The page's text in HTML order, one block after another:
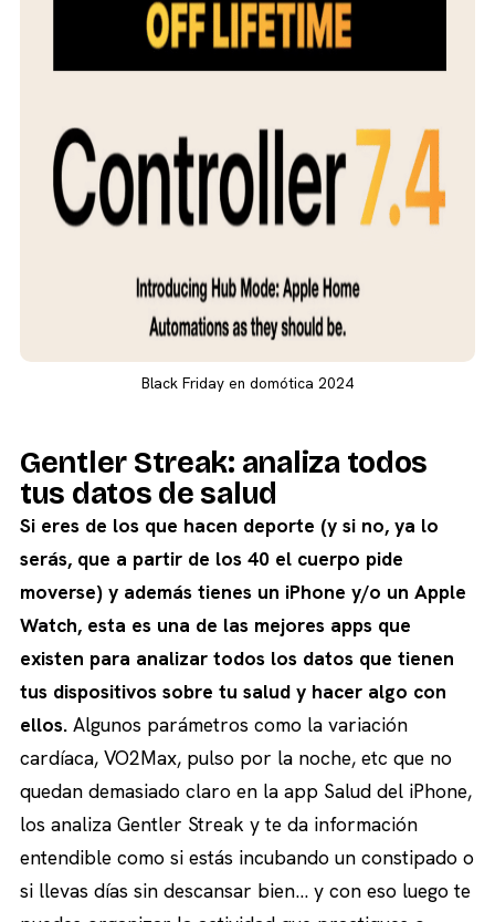
Black Friday en domótica 2024
Gentler Streak: analiza todos
tus datos de salud
Si eres de los que hacen deporte (y si no, ya lo
serás, que a partir de los 40 el cuerpo pide
moverse) y además tienes un iPhone y/o un Apple
Watch, esta es una de las mejores apps que
existen para analizar todos los datos que tienen
tus dispositivos sobre tu salud y hacer algo con
ellos. Algunos parámetros como la variación
cardíaca, VO2Max, pulso por la noche, etc que no
quedan demasiado claro en la app Salud del iPhone,
los analiza Gentler Streak y te da información
entendible como si estás incubando un constipado o
si llevas días sin descansar bien… y con eso luego te